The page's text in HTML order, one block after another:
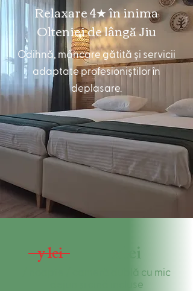
Relaxare 4★ în inima
Olteniei de lângă Jiu
Odihnă, mâncare gătită și servicii
adaptate profesioniștilor în
deplasare.
y lei x lei
/ noapte / cameră dublă cu mic
dejun și cină incluse